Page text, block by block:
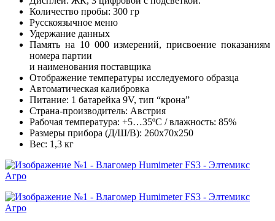
Количество пробы: 300 гр
Русскоязычное меню
Удержание данных
Память на 10 000 измерений, присвоение показаниям
номера партии
и наименования поставщика
Отображение температуры исследуемого образца
Автоматическая калибровка
Питание: 1 батарейка 9V, тип “крона”
Страна-производитель: Австрия
Рабочая температура: +5…35ºС / влажность: 85%
Размеры прибора (Д/Ш/В): 260х70х250
Вес: 1,3 кг